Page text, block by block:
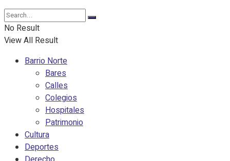
No Result
View All Result
Barrio Norte
Bares
Calles
Colegios
Hospitales
Patrimonio
Cultura
Deportes